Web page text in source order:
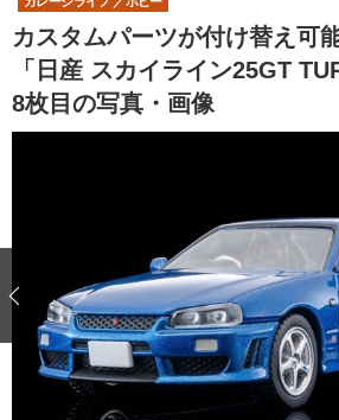
東海
中国
ショップレポート
自動車豆知識 ストッ
鈑金・塗装
ディテイリング
ディテイリング
ヘッドライト磨き
フィルム・ラッピング
鈑金・塗装
小キズ直し
特集記事
カスタムパーツが付け替え可
「日産 スカイライン25GT
8枚目の写真・画像